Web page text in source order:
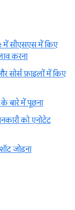
में सीएसएस में किए
करना
सोर्स फ़ाइलों में किए
बारे में पूछना
को एनोटेट
जोड़ना